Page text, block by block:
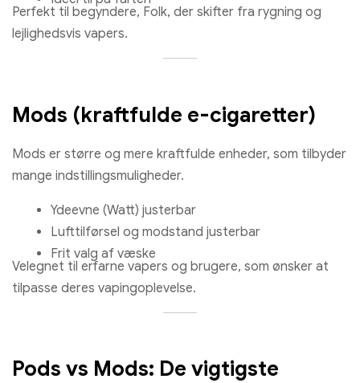
Bang konge 50000 Puffs jordbær vandmelon og kiwi passion
€8.67
Vælg muligheder
Perfekt til begyndere, Folk, der skifter fra rygning og
lejlighedsvis vapers.
Mods (kraftfulde e-cigaretter)
Mods er større og mere kraftfulde enheder, som tilbyder
mange indstillingsmuligheder.
Ydeevne (Watt) justerbar
Lufttilførsel og modstand justerbar
Frit valg af væske
Velegnet til erfarne vapers og brugere, som ønsker at
tilpasse deres vapingoplevelse.
Pods vs Mods: De vigtigste